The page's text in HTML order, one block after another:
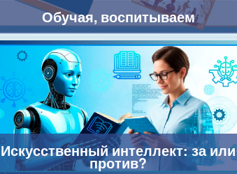
Обучая, воспитываем
Искусственный интеллект: за или
против?